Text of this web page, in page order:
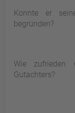
Konnte er
begründen?
Wie
Gutachters?